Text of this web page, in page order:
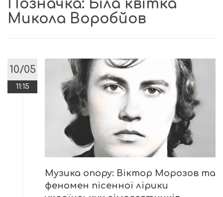
Позначка: Біла квітка
Микола Воробйов
10/05
11:15
Музика опору: Віктор Морозов та
феномен пісенної лірики